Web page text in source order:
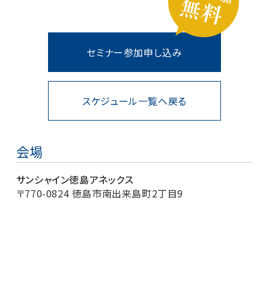
スケジュール一覧へ戻る
セミナー参加申し込み
会場
サンシャイン徳島アネックス
〒770-0824 徳島市南出来島町2丁目9